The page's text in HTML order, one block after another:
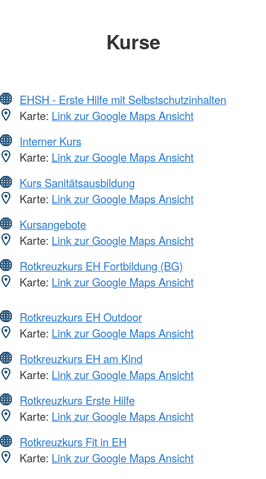
Kurse
EHSH - Erste Hilfe mit Selbstschutzinhalten
Karte: Link zur Google Maps Ansicht
Interner Kurs
Karte: Link zur Google Maps Ansicht
Kurs Sanitätsausbildung
Karte: Link zur Google Maps Ansicht
Kursangebote
Karte: Link zur Google Maps Ansicht
Rotkreuzkurs EH Fortbildung (BG)
Karte: Link zur Google Maps Ansicht
Rotkreuzkurs EH Outdoor
Karte: Link zur Google Maps Ansicht
Rotkreuzkurs EH am Kind
Karte: Link zur Google Maps Ansicht
Rotkreuzkurs Erste Hilfe
Karte: Link zur Google Maps Ansicht
Rotkreuzkurs Fit in EH
Karte: Link zur Google Maps Ansicht